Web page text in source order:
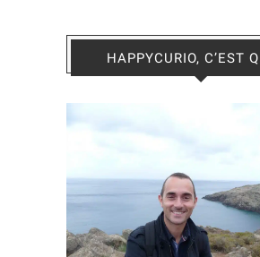
HAPPYCURIO, C’EST